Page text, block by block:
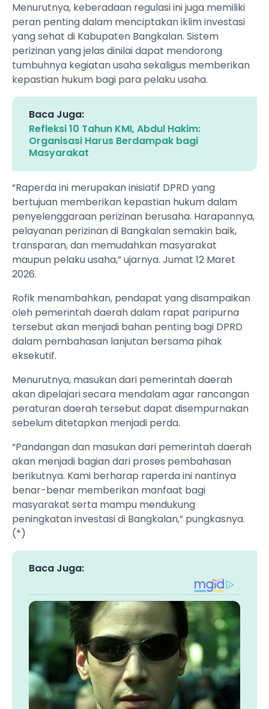
Menurutnya, keberadaan regulasi ini juga memiliki
peran penting dalam menciptakan iklim investasi
yang sehat di Kabupaten Bangkalan. Sistem
perizinan yang jelas dinilai dapat mendorong
tumbuhnya kegiatan usaha sekaligus memberikan
kepastian hukum bagi para pelaku usaha.
Baca Juga:
Refleksi 10 Tahun KMI, Abdul Hakim:
Organisasi Harus Berdampak bagi
Masyarakat
“Raperda ini merupakan inisiatif DPRD yang
bertujuan memberikan kepastian hukum dalam
penyelenggaraan perizinan berusaha. Harapannya,
pelayanan perizinan di Bangkalan semakin baik,
transparan, dan memudahkan masyarakat
maupun pelaku usaha,” ujarnya. Jumat 12 Maret
2026.
Rofik menambahkan, pendapat yang disampaikan
oleh pemerintah daerah dalam rapat paripurna
tersebut akan menjadi bahan penting bagi DPRD
dalam pembahasan lanjutan bersama pihak
eksekutif.
Menurutnya, masukan dari pemerintah daerah
akan dipelajari secara mendalam agar rancangan
peraturan daerah tersebut dapat disempurnakan
sebelum ditetapkan menjadi perda.
“Pandangan dan masukan dari pemerintah daerah
akan menjadi bagian dari proses pembahasan
berikutnya. Kami berharap raperda ini nantinya
benar-benar memberikan manfaat bagi
masyarakat serta mampu mendukung
peningkatan investasi di Bangkalan,” pungkasnya.
(*)
Baca Juga: